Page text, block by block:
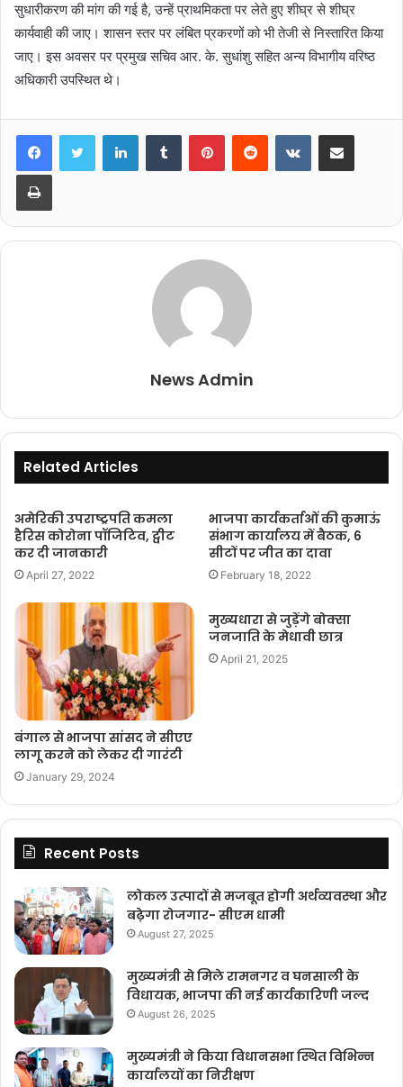
सुधारीकरण की मांग की गई है, उन्हें प्राथमिकता पर लेते हुए शीघ्र से शीघ्र
कार्यवाही की जाए। शासन स्तर पर लंबित प्रकरणों को भी तेजी से निस्तारित किया
जाए। इस अवसर पर प्रमुख सचिव आर. के. सुधांशु सहित अन्य विभागीय वरिष्ठ
अधिकारी उपस्थित थे।
LinkedInTumblr PinterestReddit VKontakteShare via Email
Print
News Admin
Related Articles
अमेरिकी उपराष्ट्रपति कमला
हैरिस कोरोना पॉजिटिव, ट्वीट
कर दी जानकारी
April 27, 2022
भाजपा कार्यकर्ताओं की कुमाऊं
संभाग कार्यालय में बैठक, 6
सीटों पर जीत का दावा
February 18, 2022
बंगाल से भाजपा सांसद ने सीएए
लागू करने को लेकर दी गारंटी
January 29, 2024
मुख्यधारा से जुड़ेंगे बोक्सा
जनजाति के मेधावी छात्र
April 21, 2025
Recent Posts
लोकल उत्पादों से मजबूत होगी अर्थव्यवस्था और
बढ़ेगा रोजगार- सीएम धामी
August 27, 2025
मुख्यमंत्री से मिले रामनगर व घनसाली के
विधायक, भाजपा की नई कार्यकारिणी जल्द
August 26, 2025
मुख्यमंत्री ने किया विधानसभा स्थित विभिन्न
कार्यालयों का निरीक्षण